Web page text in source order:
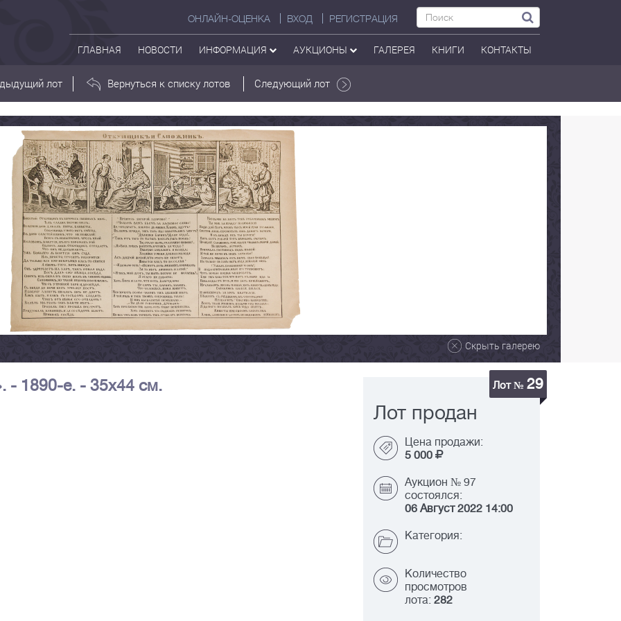
ОНЛАЙН-ОЦЕНКА ВХОД РЕГИСТРАЦИЯ
ГЛАВНАЯ НОВОСТИ ИНФОРМАЦИЯ АУКЦИОНЫ ГАЛЕРЕЯ КНИГИ КОНТАКТЫ
лот Вернуться к списку лотов Следующий лот
Скрыть галерею
- 1890-е. - 35х44 см. Лот № 29
Лот продан
Цена продажи:
5 000
Аукцион № 97
состоялся:
06 Август 2022 14:00
Категория:
Количество
просмотров
лота: 282